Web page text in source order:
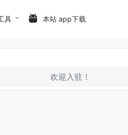
具 本站 app下载
欢迎入驻！